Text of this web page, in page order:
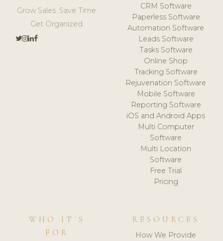
Grow Sales. Save Time.
Get Organized.
CRM Software
Paperless Software
Automation Software
Leads Software
Tasks Software
Online Shop
Tracking Software
Rejuvenation Software
Mobile Software
Reporting Software
iOS and Android Apps
Multi Computer
Software
Multi Location
Software
Free Trial
Pricing
WHO IT'S
FOR
RESOURCES
How We Provide